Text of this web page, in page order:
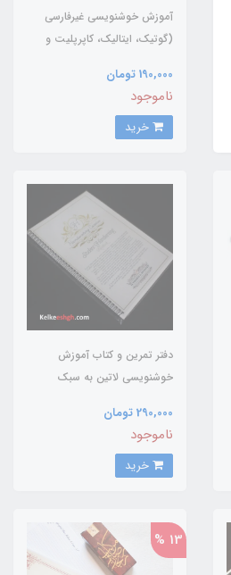
آموزش خوشنویسی غیرفارسی
(گوتیک، ایتالیک، کاپرپلیت و
190,000 تومان
ناموجود
دفتر تمرین و کتاب آموزش
خوشنویسی لاتین به سبک
(Handwriting Cursive)290,000 تومان
ناموجود
13 %